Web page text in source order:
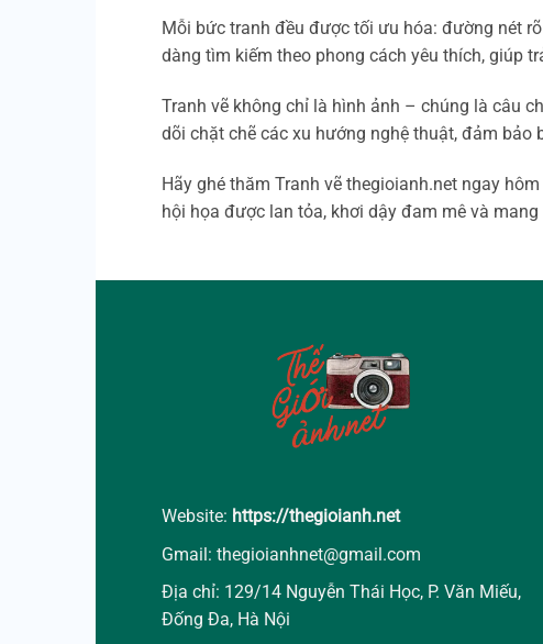
Mỗi bức tranh đều được tối ưu hóa: đường nét
dàng tìm kiếm theo phong cách yêu thích, giúp
Tranh vẽ không chỉ là hình ảnh – chúng là câu
dõi chặt chẽ các xu hướng nghệ thuật, đảm
Hãy ghé thăm Tranh vẽ thegioianh.net ngay
hội họa được lan tỏa, khơi dậy đam mê và
Website: https://thegioianh.net
Gmail: thegioianhnet@gmail.com
Địa chỉ: 129/14 Nguyễn Thái Học, P. Văn Miếu,
Đống Đa, Hà Nội